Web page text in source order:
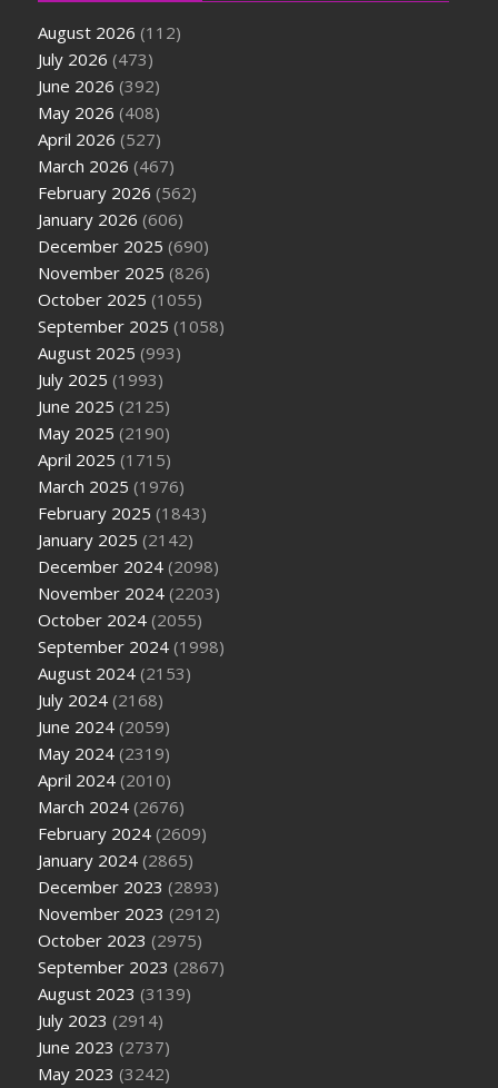
August 2026 (112)
July 2026 (473)
June 2026 (392)
May 2026 (408)
April 2026 (527)
March 2026 (467)
February 2026 (562)
January 2026 (606)
December 2025 (690)
November 2025 (826)
October 2025 (1055)
September 2025 (1058)
August 2025 (993)
July 2025 (1993)
June 2025 (2125)
May 2025 (2190)
April 2025 (1715)
March 2025 (1976)
February 2025 (1843)
January 2025 (2142)
December 2024 (2098)
November 2024 (2203)
October 2024 (2055)
September 2024 (1998)
August 2024 (2153)
July 2024 (2168)
June 2024 (2059)
May 2024 (2319)
April 2024 (2010)
March 2024 (2676)
February 2024 (2609)
January 2024 (2865)
December 2023 (2893)
November 2023 (2912)
October 2023 (2975)
September 2023 (2867)
August 2023 (3139)
July 2023 (2914)
June 2023 (2737)
May 2023 (3242)